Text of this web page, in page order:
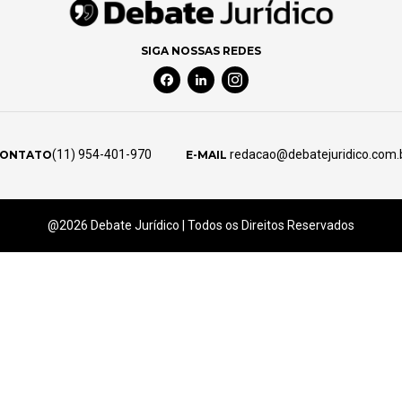
SIGA NOSSAS REDES
Facebook Social Media
Linkedin Social Media
Instagram Social Media
(11) 954-401-970 E-MAIL
@2026 Debate Jurídico | Todos os Direitos Reservados